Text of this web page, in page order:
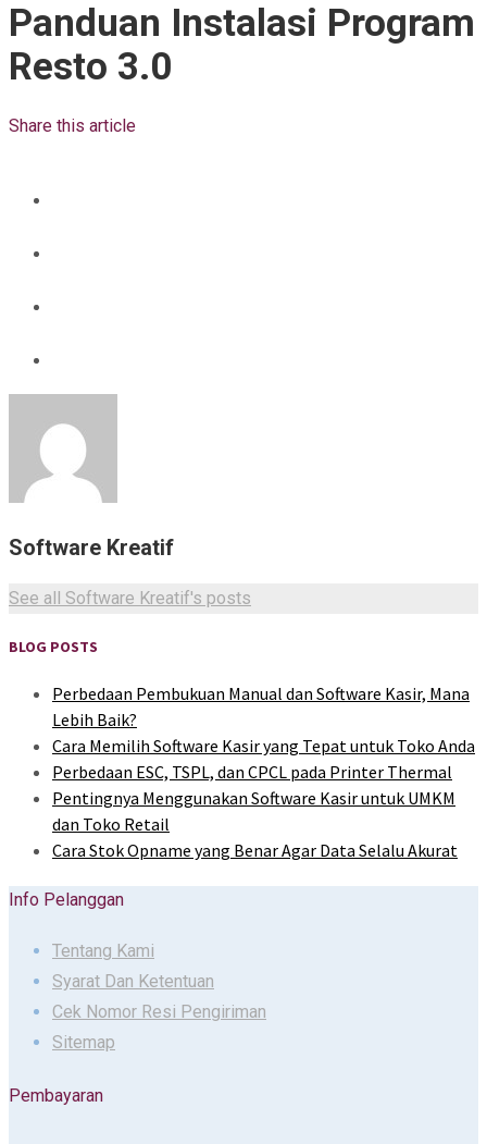
Panduan Instalasi Program
Resto 3.0
Share this article
Software Kreatif
See all Software Kreatif's posts
BLOG POSTS
Perbedaan Pembukuan Manual dan Software Kasir, Mana
Lebih Baik?
Cara Memilih Software Kasir yang Tepat untuk Toko Anda
Perbedaan ESC, TSPL, dan CPCL pada Printer Thermal
Pentingnya Menggunakan Software Kasir untuk UMKM
dan Toko Retail
Cara Stok Opname yang Benar Agar Data Selalu Akurat
Info Pelanggan
Tentang Kami
Syarat Dan Ketentuan
Cek Nomor Resi Pengiriman
Sitemap
Pembayaran